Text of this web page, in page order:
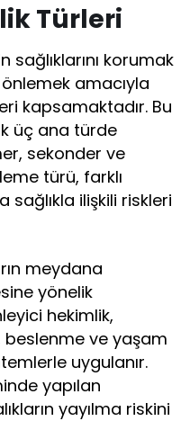
Türleri
sağlıklarını korumak
amacıyla
kapsamaktadır. Bu
üç ana türde
sekonder ve
türü, farklı
ilişkili riskleri
meydana
yönelik
hekimlik,
beslenme ve yaşam
uygulanır.
yapılan
yayılma riskini